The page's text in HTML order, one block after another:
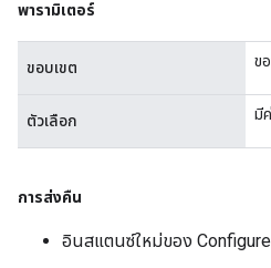
พารามิเตอร์
ขอบเขต ข
ตัวเลือก มี
การส่งคืน
อินสแตนซ์ใหม่ของ